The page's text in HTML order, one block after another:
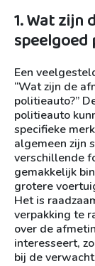
1. Wat zijn
Een
“Wat zijn de
politieauto?”
politieauto
specifieke
algemeen zijn
verschillende
gemakkelijk
grotere
Het is
verpakking te
over de
interesseert,
bij de